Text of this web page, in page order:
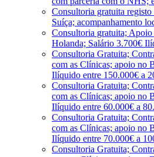
Consultoria gratuita
Suíça; acompanhamento
Consultoria gratuita;
Holanda; Salário 3.700€
Consultoria Gratuita;
com as Clínicas; apoio no
Ilíquido entre 150.000€ a
Consultoria Gratuita;
com as Clínicas; apoio no
Ilíquido entre 60.000€ a
Consultoria Gratuita;
com as Clínicas; apoio no
Ilíquido entre 70.000€ a
Consultoria Gratuita;